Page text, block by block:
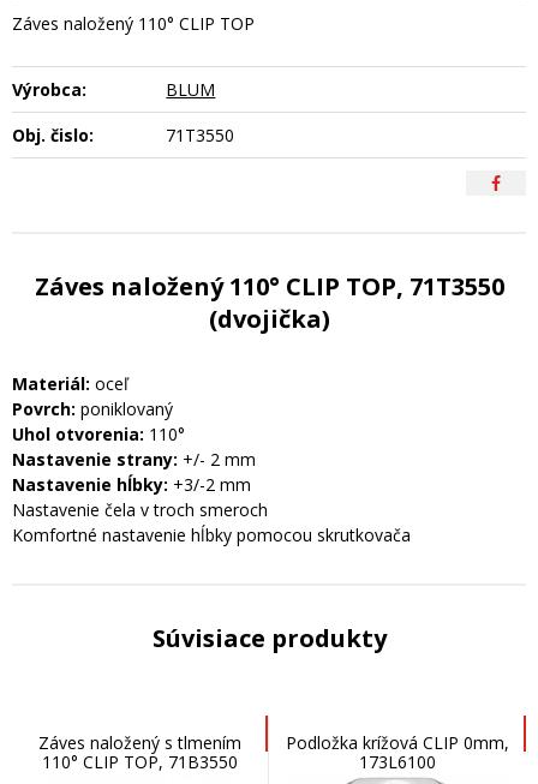
Záves naložený 110° CLIP TOP
Výrobca:
BLUM
Obj. čislo:
71T3550
Záves naložený 110° CLIP TOP, 71T3550
(dvojička)
Materiál: oceľ
Povrch: poniklovaný
Uhol otvorenia: 110°
Nastavenie strany: +/- 2 mm
Nastavenie hĺbky: +3/-2 mm
Nastavenie čela v troch smeroch
Komfortné nastavenie hĺbky pomocou skrutkovača
Súvisiace produkty
Záves naložený s tlmením
110° CLIP TOP, 71B3550
Podložka krížová CLIP 0mm,
173L6100